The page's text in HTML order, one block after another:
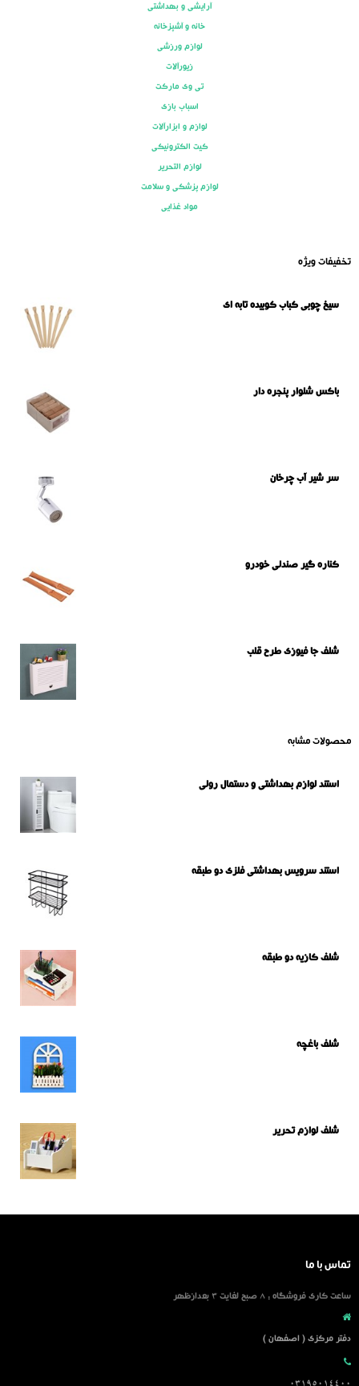
آرایشی و بهداشتی
خانه و آشپزخانه
لوازم ورزشی
زیورآلات
تی وی مارکت
اسباب بازی
لوازم و ابزارآلات
کیت الکترونیکی
لوازم التحریر
لوازم پزشکی و سلامت
مواد غذایی
تخفیفات ویژه
سیخ چوبی کباب کوبیده تابه ای
باکس شلوار پنجره دار
سر شیر آب چرخان
کناره گیر صندلی خودرو
شلف جا فیوزی طرح قلب
محصولات مشابه
استند لوازم بهداشتی و دستمال رولی
استند سرویس بهداشتی فلزی دو طبقه
شلف کازیه دو طبقه
شلف باغچه
شلف لوازم تحریر
تماس با ما
ساعت کاری فروشگاه : 8 صبح لغایت 3 بعدازظهر
دفتر مرکزی ( اصفهان )
03195014400